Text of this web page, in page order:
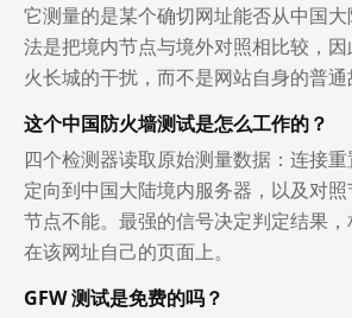
它测量的是某个确切网址能否从中国
法是把境内节点与境外对照相比较，
火长城的干扰，而不是网站自身的普通
这个中国防火墙测试是怎么工作的？
四个检测器读取原始测量数据：连接
定向到中国大陆境内服务器，以及对
节点不能。最强的信号决定判定结果
在该网址自己的页面上。
GFW 测试是免费的吗？